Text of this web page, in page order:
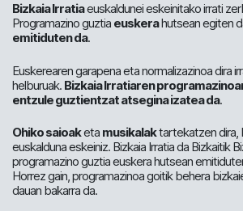
Bizkaia Irratiaeuskaldunei eskeinitako irrati
Programazino guztia euskerahutsean egiten
emitiduten da.
Euskerearen garapena eta normalizazinoa dira
helburuak. Bizkaia Irratiaren
entzule guztientzat atsegina izatea da.
Ohiko saioaketa musikalaktartekatzen dira,
euskalduna eskeiniz. Bizkaia Irratia da Bizkaitik
programazino guztia euskera hutsean
Horrez gain, programazinoa goitik behera
dauan bakarra da.